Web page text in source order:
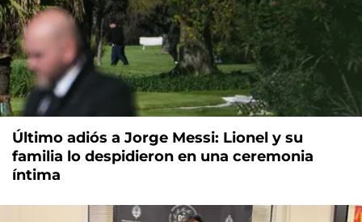
Último adiós a Jorge Messi: Lionel y su
familia lo despidieron en una ceremonia
íntima